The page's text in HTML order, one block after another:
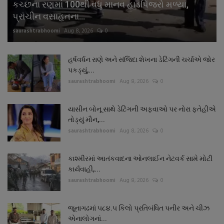
કચ્છના રણમાં 100થી વધુ માનવ હાડપિંજરો મળ્યા,
પ્રાચીન વસાહતના...
saurashtrabhoomi Aug 8, 2026 0
હર્ષવર્ધન રાણે અને સંજિદા શેખના ડેટિંગની ચર્ચાએ જોર
પકડ્યું,...
saurashtrabhoomi Aug 8, 2026 0
યાસીન બોનૂ સાથે ડેટિંગની અફવાઓ પર નોરા ફતેહીએ
તોડ્યું મૌન,...
saurashtrabhoomi Aug 8, 2026 0
કાશ્મીરમાં આતંકવાદના ઓનલાઈન નેટવર્ક સામે મોટી
કાર્યવાહી,...
saurashtrabhoomi Aug 8, 2026 0
જૂનાગઢમાં ૫૮૪.૫ કિલો પ્રતિબંધિત પનીર અને ચીઝ
એનાલોગનાં...